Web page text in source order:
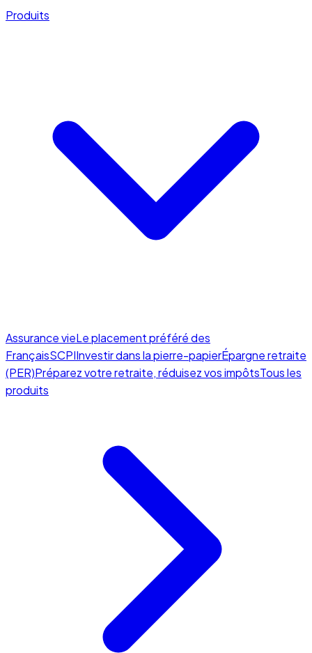
Produits
Assurance vieLe placement préféré des
FrançaisSCPIInvestir dans la pierre-papierÉpargne retraite
(PER)Préparez votre retraite, réduisez vos impôtsTous les
produits